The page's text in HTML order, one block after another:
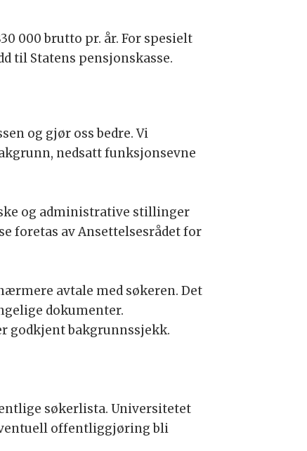
000 brutto pr. år. For spesielt
til Statens pensjonskasse.
og gjør oss bedre. Vi
nedsatt funksjonsevne
og administrative stillinger
foretas av Ansettelsesrådet for
avtale med søkeren. Det
dokumenter.
godkjent bakgrunnssjekk.
søkerlista. Universitetet
offentliggjøring bli